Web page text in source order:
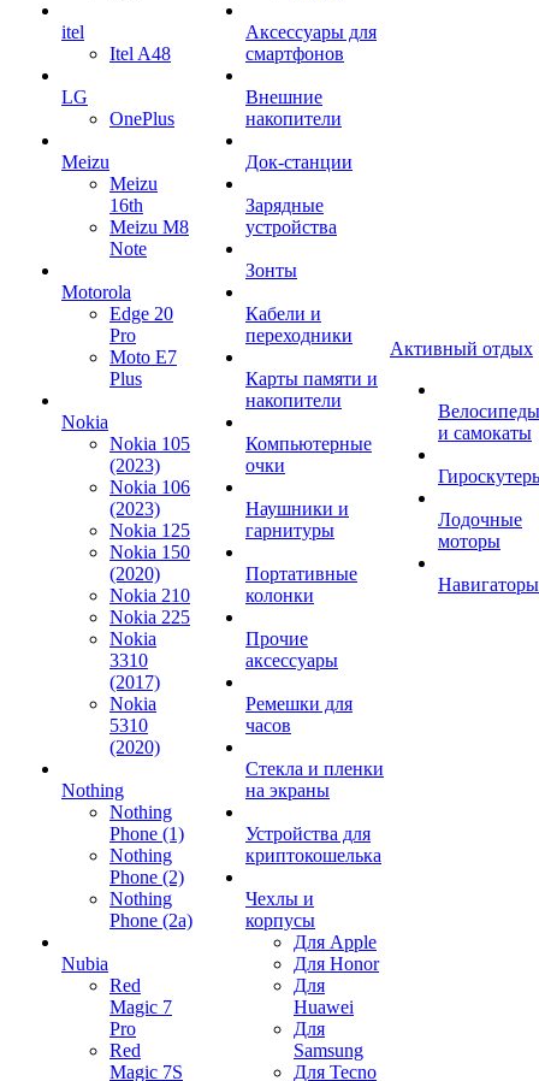
itel
Itel A48
LG
OnePlus
Meizu
Meizu
16th
Meizu M8
Note
Motorola
Edge 20
Pro
Moto E7
Plus
Nokia
Nokia 105
(2023)
Nokia 106
(2023)
Nokia 125
Nokia 150
(2020)
Nokia 210
Nokia 225
Nokia
3310
(2017)
Nokia
5310
(2020)
Nothing
Nothing
Phone (1)
Nothing
Phone (2)
Nothing
Phone (2a)
Nubia
Red
Magic 7
Pro
Red
Magic 7S
Аксессуары для
смартфонов
Внешние
накопители
Док-станции
Зарядные
устройства
Зонты
Кабели и
переходники
Карты памяти и
накопители
Компьютерные
очки
Наушники и
гарнитуры
Портативные
колонки
Прочие
аксессуары
Ремешки для
часов
Стекла и пленки
на экраны
Устройства для
криптокошелька
Чехлы и
корпусы
Для Apple
Для Honor
Для
Huawei
Для
Samsung
Для Tecno
Активный отдых
Велосипеды
и самокаты
Лодочные
моторы
Навигаторы